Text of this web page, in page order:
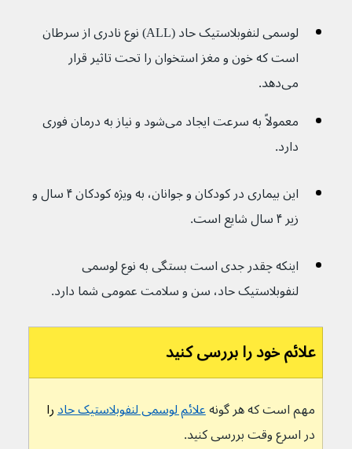
لوسمی لنفوبلاستیک حاد (ALL) نوع نادری از سرطان
است که خون و مغز استخوان را تحت تاثیر قرار
می‌دهد.
معمولاً به سرعت ایجاد می‌شود و نیاز به درمان فوری
دارد.
این بیماری در کودکان و جوانان، به ویژه کودکان ۴ سال و
زیر ۴ سال شایع است.
اینکه چقدر جدی است بستگی به نوع لوسمی
لنفوبلاستیک حاد، سن و سلامت عمومی شما دارد.
علائم خود را بررسی کنید
مهم است که هر گونه علائم لوسمی لنفوبلاستیک حاد را
در اسرع وقت بررسی کنید.